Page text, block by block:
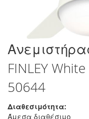
Μετάβαση
στην
αρχή
της
συλλογής
εικόνων
FINLEY
50644
Διαθεσιμότητα:
Άμεσα διαθέσιμο